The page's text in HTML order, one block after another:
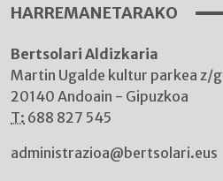
HARREMANETARAKO
Bertsolari Aldizkaria
Martin Ugalde kultur parkea z/g
20140 Andoain - Gipuzkoa
T: 688 827 545
administrazioa@bertsolari.eus